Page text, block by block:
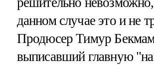
данном случае это и не
Продюсер Тимур
выписавший главную